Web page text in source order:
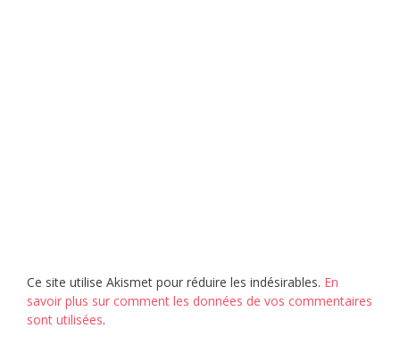
Ce site utilise Akismet pour réduire les indésirables. En
savoir plus sur comment les données de vos commentaires
sont utilisées.